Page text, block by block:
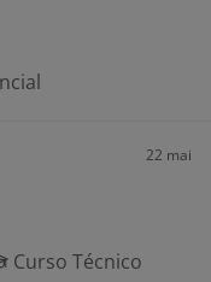
22 mai
Curso Técnico